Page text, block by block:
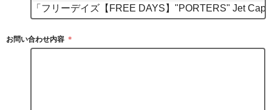
お問い合わせ内容 ＊